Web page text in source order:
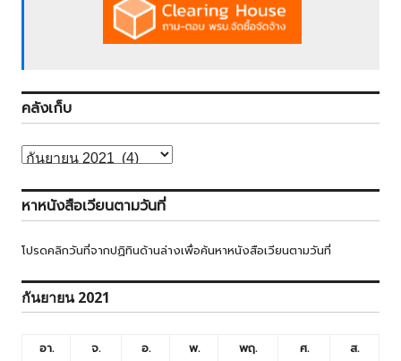
คลังเก็บ
คลัง
เก็บ
หาหนังสือเวียนตามวันที่
โปรดคลิกวันที่จากปฏิทินด้านล่างเพื่อค้นหาหนังสือเวียนตามวันที่
กันยายน 2021
อา. จ. อ. พ. พฤ. ศ.
ส.